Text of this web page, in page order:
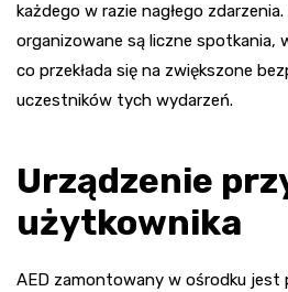
każdego w razie nagłego
organizowane są liczne spotkania,
co przekłada się na zwiększone
uczestników tych wydarzeń.
Urządzenie
użytkownika
AED zamontowany w ośrodku